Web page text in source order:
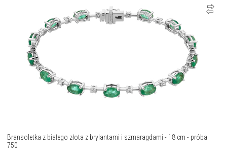
Bransoletka z białego złota z brylantami i szmaragdami - 18 cm - próba
750